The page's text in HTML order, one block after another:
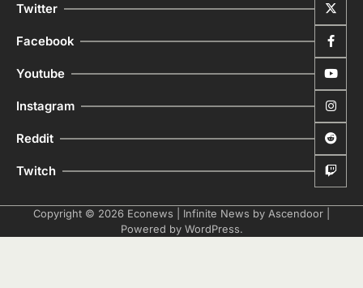
Twitter
Facebook
Youtube
Instagram
Reddit
Twitch
Copyright © 2026 Econews | Infinite News by Ascendoor
Powered by WordPress.